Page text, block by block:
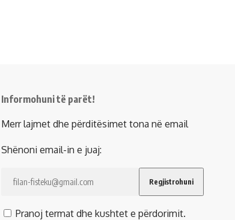
Informohuni të parët!
Merr lajmet dhe përditësimet tona në email
Shënoni email-in e juaj:
Pranoj termat dhe kushtet e përdorimit.